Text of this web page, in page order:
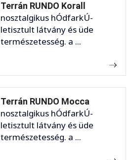
Terrán RUNDO Korall
nosztalgikus hÓdfarkÚ-
letisztult látvány és üde
természetesség. a ...
Terrán RUNDO Mocca
nosztalgikus hÓdfarkÚ-
letisztult látvány és üde
természetesség. a ...